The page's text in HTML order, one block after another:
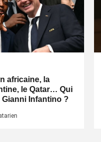
africaine, la
le Qatar… Qui
Infantino ?